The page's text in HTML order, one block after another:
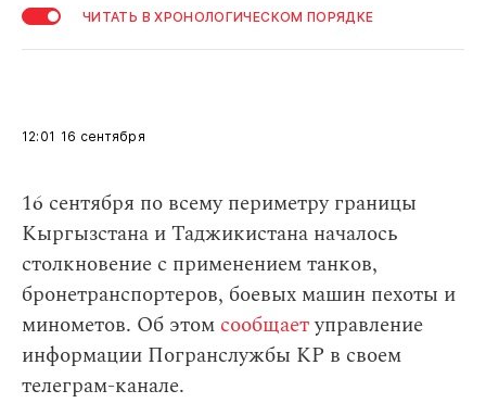
ЧИТАТЬ В ХРОНОЛОГИЧЕСКОМ ПОРЯДКЕ
12:01 16 сентября
16 сентября по всему периметру границы
Кыргызстана и Таджикистана началось
столкновение с применением танков,
бронетранспортеров, боевых машин пехоты и
минометов. Об этом сообщаетуправление
информации Погранслужбы КР в своем
телеграм-канале.